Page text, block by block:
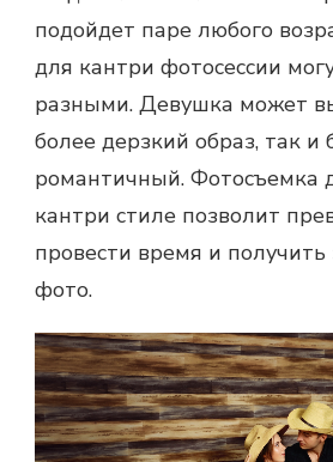
подойдет паре любого
для кантри фотосессии
разными. Девушка может
более дерзкий образ, так и
романтичный. Фотосъемка
кантри стиле позволит
провести время и
фото.